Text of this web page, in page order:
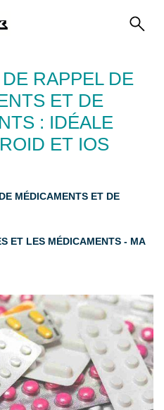
RAPPEL DE
ET DE
: IDÉALE
ET IOS
MÉDICAMENTS ET DE
ET LES MÉDICAMENTS - MA